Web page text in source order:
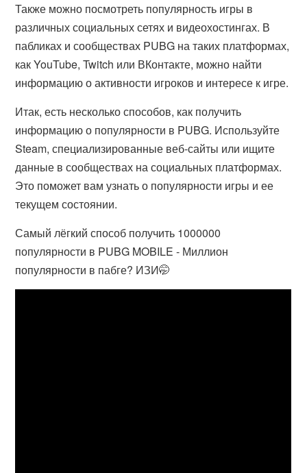
Также можно посмотреть популярность игры в
различных социальных сетях и видеохостингах. В
пабликах и сообществах PUBG на таких платформах,
как YouTube, Twitch или ВКонтакте, можно найти
информацию о активности игроков и интересе к игре.
Итак, есть несколько способов, как получить
информацию о популярности в PUBG. Используйте
Steam, специализированные веб-сайты или ищите
данные в сообществах на социальных платформах.
Это поможет вам узнать о популярности игры и ее
текущем состоянии.
Самый лёгкий способ получить 1000000
популярности в PUBG MOBILE - Миллион
популярности в пабге? ИЗИ🤭